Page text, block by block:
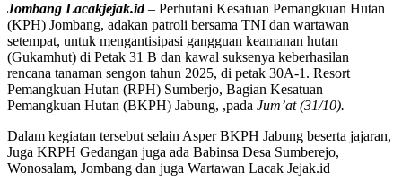
Jombang Lacakjejak.id– Perhutani Kesatuan Pemangkuan Hutan
(KPH) Jombang, adakan patroli bersama TNI dan wartawan
setempat, untuk mengantisipasi gangguan keamanan hutan
(Gukamhut) di Petak 31 B dan kawal suksenya keberhasilan
rencana tanaman sengon tahun 2025, di petak 30A-1. Resort
Pemangkuan Hutan (RPH) Sumberjo, Bagian Kesatuan
Pemangkuan Hutan (BKPH) Jabung, ,pada Jum’at (31/10).
Dalam kegiatan tersebut selain Asper BKPH Jabung beserta jajaran,
Juga KRPH Gedangan juga ada Babinsa Desa Sumberejo,
Wonosalam, Jombang dan juga Wartawan Lacak Jejak.id